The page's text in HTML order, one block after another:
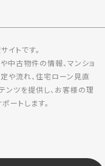
イトです。
中古物件の情報、マンショ
定や流れ、住宅ローン見直
ンツを提供し、お客様の理
ートします。